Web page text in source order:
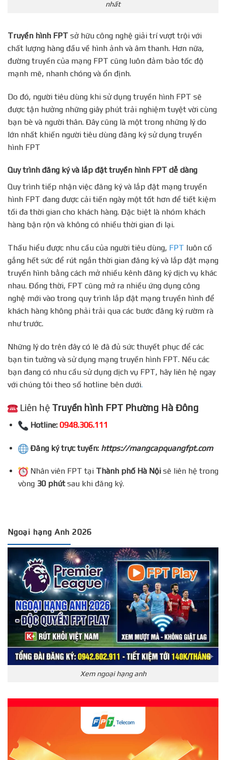
nhất
Truyền hình FPT sở hữu công nghệ giải trí vượt trội với
chất lượng hàng đầu về hình ảnh và âm thanh. Hơn nữa,
đường truyền của mạng FPT cũng luôn đảm bảo tốc độ
mạnh mẽ, nhanh chóng và ổn định.
Do đó, người tiêu dùng khi sử dụng truyền hình FPT sẽ
được tận hưởng những giây phút trải nghiệm tuyệt vời cùng
bạn bè và người thân. Đây cũng là một trong những lý do
lớn nhất khiến người tiêu dùng đăng ký sử dụng truyền
hình FPT
Quy trình đăng ký và lắp đặt truyền hình FPT dễ dàng
Quy trình tiếp nhận việc đăng ký và lắp đặt mạng truyền
hình FPT đang được cải tiến ngày một tốt hơn để tiết kiệm
tối đa thời gian cho khách hàng. Đặc biệt là nhóm khách
hàng bận rộn và không có nhiều thời gian đi lại.
Thấu hiểu được nhu cầu của người tiêu dùng, FPT luôn cố
gắng hết sức để rút ngắn thời gian đăng ký và lắp đặt mạng
truyền hình bằng cách mở nhiều kênh đăng ký dịch vụ khác
nhau. Đồng thời, FPT cũng mở ra nhiều ứng dụng công
nghệ mới vào trong quy trình lắp đặt mạng truyền hình để
khách hàng không phải trải qua các bước đăng ký rườm rà
như trước.
Những lý do trên đây có lẽ đã đủ sức thuyết phục để các
bạn tin tưởng và sử dụng mạng truyền hình FPT. Nếu các
bạn đang có nhu cầu sử dụng dịch vụ FPT, hãy liên hệ ngay
với chúng tôi theo số hotline bên dưới.
Liên hệ Truyền hình FPT Phường Hà Đông
Hotline:0948.306.111
Đăng ký trực tuyến: https://mangcapquangfpt.com
Nhân viên FPT tạiThành phố Hà Nộisẽ liên hệ trong
vòng 30 phútsau khi đăng ký.
Ngoại hạng Anh 2026
Xem ngoại hạng anh